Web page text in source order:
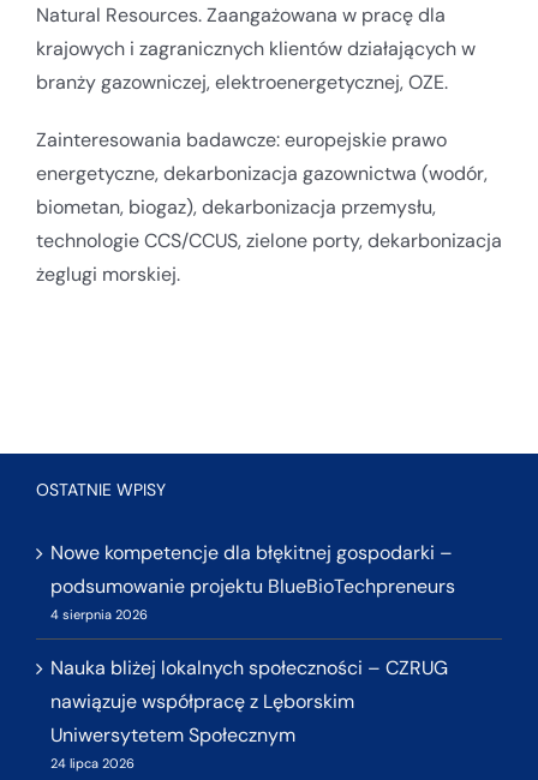
Natural Resources. Zaangażowana w pracę dla
krajowych i zagranicznych klientów działających w
branży gazowniczej, elektroenergetycznej, OZE.
Zainteresowania badawcze: europejskie prawo
energetyczne, dekarbonizacja gazownictwa (wodór,
biometan, biogaz), dekarbonizacja przemysłu,
technologie CCS/CCUS, zielone porty, dekarbonizacja
żeglugi morskiej.
OSTATNIE WPISY
Nowe kompetencje dla błękitnej gospodarki –
podsumowanie projektu BlueBioTechpreneurs
4 sierpnia 2026
Nauka bliżej lokalnych społeczności – CZRUG
nawiązuje współpracę z Lęborskim
Uniwersytetem Społecznym
24 lipca 2026